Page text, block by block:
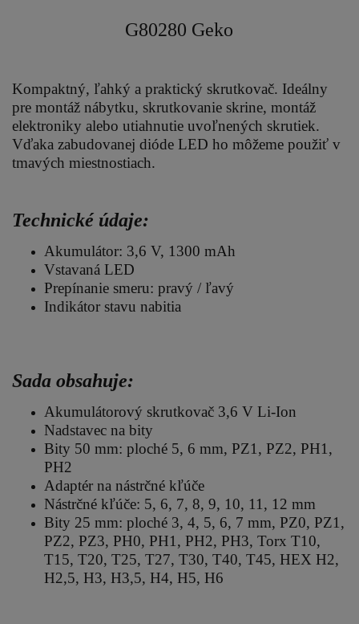
G80280 Geko
Kompaktný, ľahký a praktický skrutkovač. Ideálny
pre montáž nábytku, skrutkovanie skrine, montáž
elektroniky alebo utiahnutie uvoľnených skrutiek.
Vďaka zabudovanej dióde LED ho môžeme použiť v
tmavých miestnostiach.
Technické údaje:
Akumulátor: 3,6 V, 1300 mAh
Vstavaná LED
Prepínanie smeru: pravý / ľavý
Indikátor stavu nabitia
Sada obsahuje:
Akumulátorový skrutkovač 3,6 V Li-Ion
Nadstavec na bity
Bity 50 mm: ploché 5, 6 mm, PZ1, PZ2, PH1,
PH2
Adaptér na nástrčné kľúče
Nástrčné kľúče: 5, 6, 7, 8, 9, 10, 11, 12 mm
Bity 25 mm: ploché 3, 4, 5, 6, 7 mm, PZ0, PZ1,
PZ2, PZ3, PH0, PH1, PH2, PH3, Torx T10,
T15, T20, T25, T27, T30, T40, T45, HEX H2,
H2,5, H3, H3,5, H4, H5, H6